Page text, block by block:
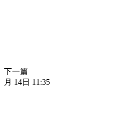
下一篇
月 14日 11:35